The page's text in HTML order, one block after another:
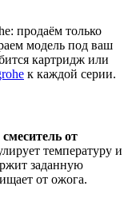
продаём только
модель под ваш
картридж или
к каждой серии.
от
температуру и
заданную
от ожога.